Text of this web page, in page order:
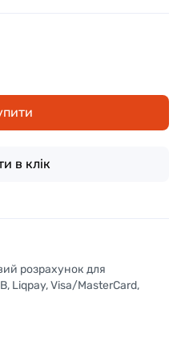
в клік
розрахунок для
Liqpay, Visa/MasterCard,